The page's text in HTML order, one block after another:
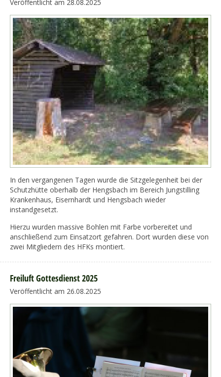
Veröffentlicht am 28.08.2025
In den vergangenen Tagen wurde die Sitzgelegenheit bei der
Schutzhütte oberhalb der Hengsbach im Bereich Jungstilling
Krankenhaus, Eisernhardt und Hengsbach wieder
instandgesetzt.
Hierzu wurden massive Bohlen mit Farbe vorbereitet und
anschließend zum Einsatzort gefahren. Dort wurden diese von
zwei Mitgliedern des HFKs montiert.
Freiluft Gottesdienst 2025
Veröffentlicht am 26.08.2025